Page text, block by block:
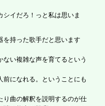
イだろ！っと私は思いま
を持った歌手だと思います
い複雑な声を育てるという
になれる。ということにも
り曲の解釈を説明するのが仕